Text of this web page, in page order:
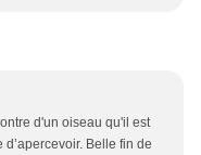
d'un oiseau qu'il est
Belle fin de